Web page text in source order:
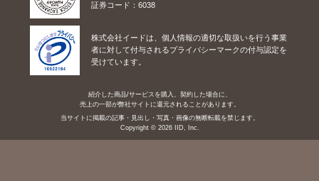
証券コード：6038
株式会社イードは、個人情報の適切な取扱いを行う事業
者に対して付与されるプライバシーマークの付与認定を
受けています。
紹介した商品/サービスを購入、契約した場合に、
売上の一部が弊社サイトに還元されることがあります。
当サイトに掲載の記事・見出し・写真・画像の無断転載を禁じます。
Copyright © 2026 IID, Inc.